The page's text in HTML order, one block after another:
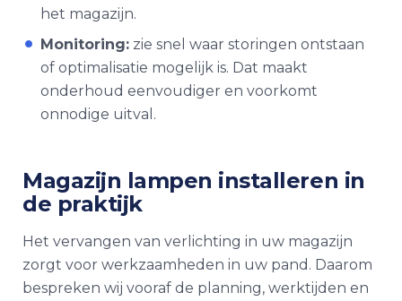
het magazijn.
Monitoring: zie snel waar storingen ontstaan
of optimalisatie mogelijk is. Dat maakt
onderhoud eenvoudiger en voorkomt
onnodige uitval.
Magazijn lampen installeren in
de praktijk
Het vervangen van verlichting in uw magazijn
zorgt voor werkzaamheden in uw pand. Daarom
bespreken wij vooraf de planning, werktijden en